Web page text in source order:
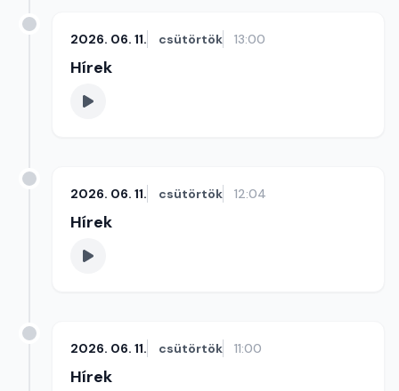
2026. 06. 11. csütörtök 13:00
Hírek
2026. 06. 11. csütörtök 12:04
Hírek
2026. 06. 11. csütörtök 11:00
Hírek